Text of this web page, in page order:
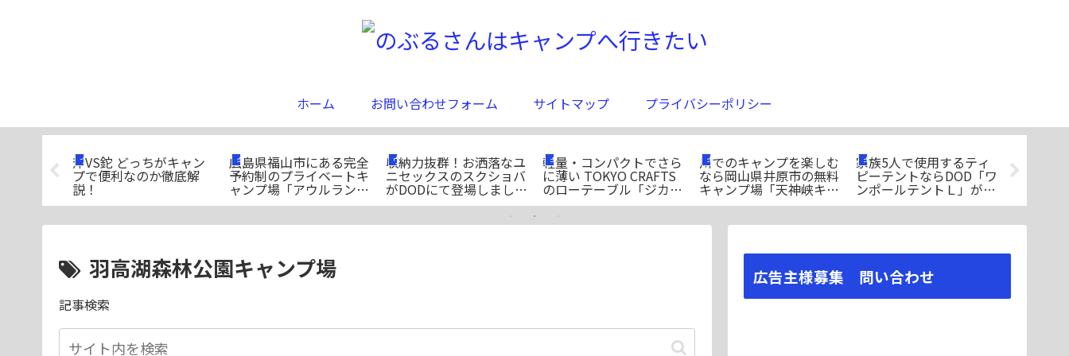
ホーム お問い合わせフォーム サイトマップ プライバシーポリシー
クト性を
リンアウ
つぶやき
斧VS鉈 どっちがキャン
プで便利なのか徹底解
説！
キャンプ場紹介
広島県福山市にある完全
予約制のプライベートキ
ャンプ場「アウルランド
ガーデン」のご紹介
ウェア＆バック
収納力抜群！お洒落なユ
ニセックスのスクショバ
がDODにて登場しまし
た！
ギア
軽量・コンパクトでさら
に薄い TOKYO CRAFTS
のローテーブル「ジカテ
ーブル」
キャンプ場紹介
川でのキャンプを楽しむ
なら岡山県井原市の無料
キャンプ場「天神峡キャ
ンプ場」がおすすめ
ギア
家族5人で使用するティ
ピーテントならDOD「ワ
ンポールテントＬ」がお
すすめなワケ（31,400
2025/02/16）
アルコー
使える
ン」のご
羽高湖森林公園キャンプ場
記事検索
広告主様募集 問い合わせ